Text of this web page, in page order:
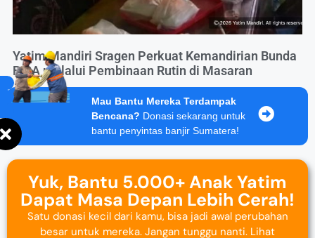
Yatim Mandiri Sragen Perkuat Kemandirian Bunda
BISA melalui Pembinaan Rutin di Masaran
Mau Bantu Mereka Terdampak
Bencana? Donasi sekarang untuk
bantu penyintas banjir Sumatera!
Yuk, Bantu 5.000+ Anak Yatim
Dapat Masa Depan Lebih Cerah!
Satu donasi kecil dari kamu, bisa jadi awal perubahan
besar untuk mereka. Jangan tunggu nanti. Lihat